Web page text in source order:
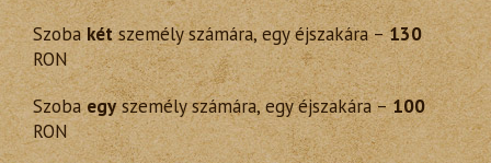
Szobakétszemély számára, egy éjszakára –130
RON
Szobaegyszemély számára, egy éjszakára –100
RON